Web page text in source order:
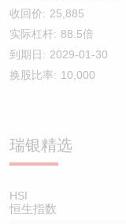
收回价: 25,885
实际杠杆: 88.5倍
到期日: 2029-01-30
换股比率: 10,000
瑞银精选
HSI
恒生指数